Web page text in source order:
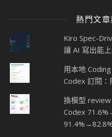
熱門文章
Kiro Spec-
讓 AI 寫出能
用本地
Codex 訂閱：
換模型
Codex